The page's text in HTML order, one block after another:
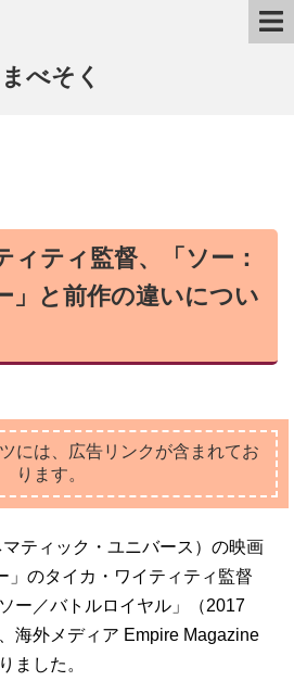
まべそく
ィティ監督、「ソー：
」と前作の違いについ
には、広告リンクが含まれてお
ります。
ティック・ユニバース）の映画
」のタイカ・ワイティティ監督
ー／バトルロイヤル」（2017
海外メディア Empire Magazine
ました。